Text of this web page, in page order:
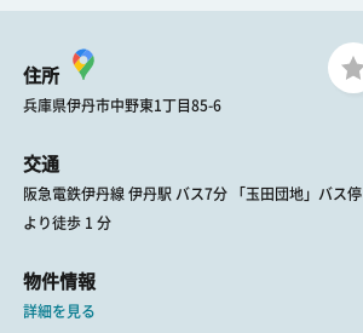
住所
兵庫県伊丹市中野東1丁目85-6
交通
阪急電鉄伊丹線 伊丹駅 バス7分 「玉田団地」バス停
より徒歩 1 分
物件情報
詳細を見る